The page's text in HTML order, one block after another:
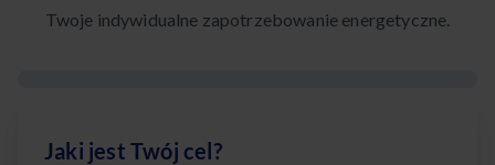
Twoje indywidualne zapotrzebowanie energetyczne.
Jaki jest Twój cel?